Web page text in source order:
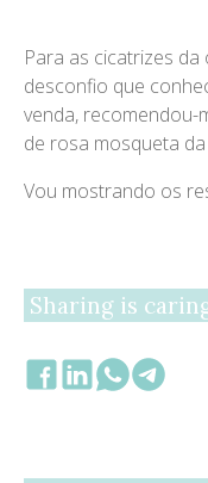
Para as cicatrizes
desconfio que
venda, recomendou-
de rosa mosqueta da
Vou mostrando os
Sharing is